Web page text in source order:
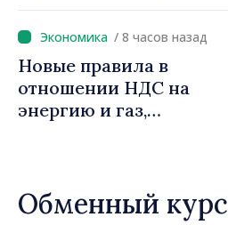
/ 8 часов назад
Новые правила в
отношении НДС на
энергию и газ,
Обменный курс